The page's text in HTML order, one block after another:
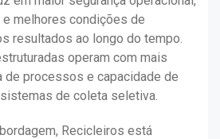
melhores condições de
resultados ao longo do tempo.
operam com mais
de processos e capacidade de
de coleta seletiva.
Recicleiros está